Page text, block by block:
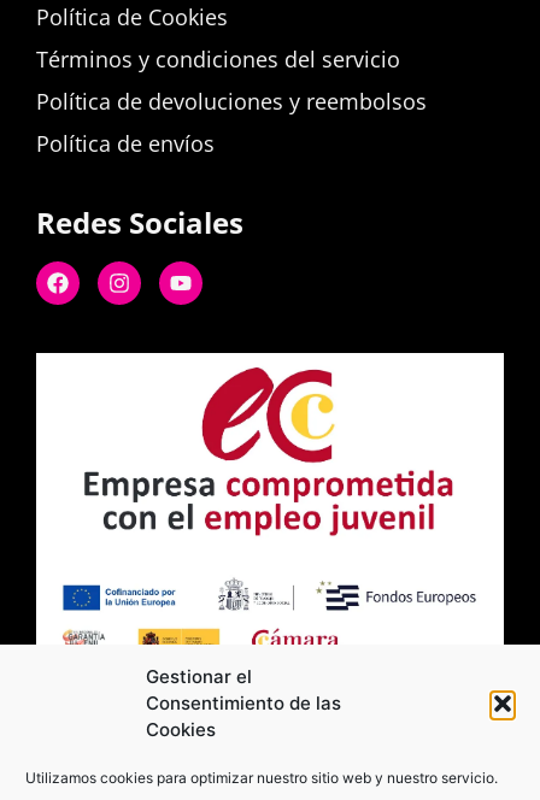
Gestionar el
Consentimiento de las
Cookies
Utilizamos cookies para optimizar nuestro sitio web y nuestro servicio.
Política de Cookies
Términos y condiciones del servicio
Política de devoluciones y reembolsos
Política de envíos
Redes Sociales
2026 Moviltick technologies. Todos los